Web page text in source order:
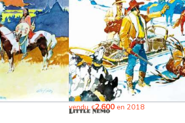
vendu€2,600en 2018